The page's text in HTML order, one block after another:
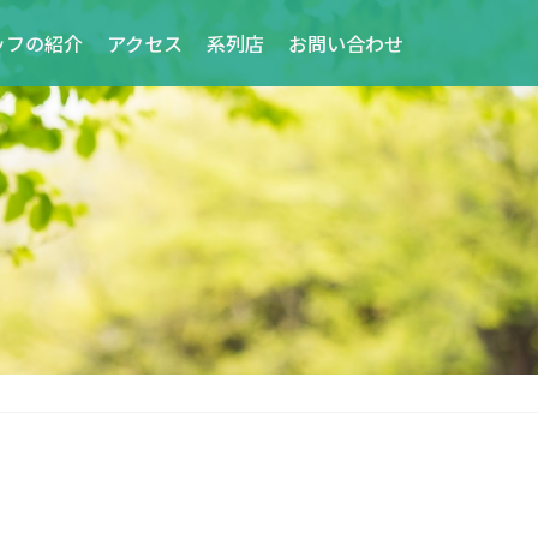
フの紹介 アクセス 系列店 お問い合わせ